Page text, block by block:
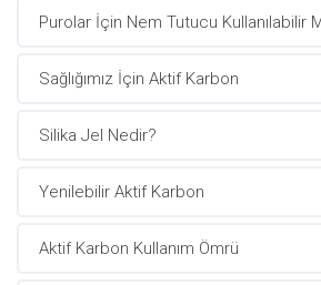
Purolar İçin Nem Tutucu Kullanılabilir
Sağlığımız İçin Aktif Karbon
Silika Jel Nedir?
Yenilebilir Aktif Karbon
Aktif Karbon Kullanım Ömrü